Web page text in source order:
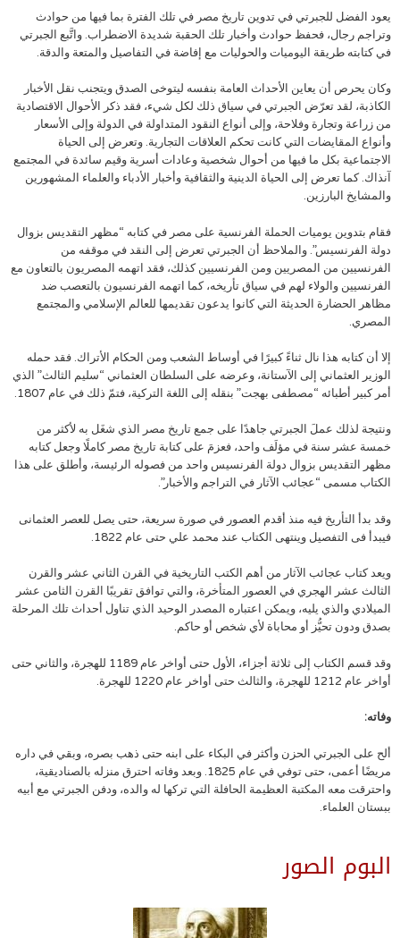
يعود الفضل للجبرتي في تدوين تاريخ مصر في تلك الفترة بما فيها من حوادث
وتراجم رجال، فحفظ حوادث وأخبار تلك الحقبة شديدة الاضطراب. واتَّبع الجبرتي
في كتابته طريقة اليوميات والحوليات مع إفاضة في التفاصيل والمتعة والدقة.
وكان يحرص أن يعاين الأحداث العامة بنفسه ليتوخى الصدق ويتجنب نقل الأخبار
الكاذبة، لقد تعرّض الجبرتي في سياق ذلك لكل شيء، فقد ذكر الأحوال الاقتصادية
من زراعة وتجارة وفلاحة، وإلى أنواع النقود المتداولة في الدولة وإلى الأسعار
وأنواع المقايضات التي كانت تحكم العلاقات التجارية. وتعرض إلى الحياة
الاجتماعية بكل ما فيها من أحوال شخصية وعادات أسرية وقيم سائدة في المجتمع
آنذاك. كما تعرض إلى الحياة الدينية والثقافية وأخبار الأدباء والعلماء المشهورين
والمشايخ البارزين.
فقام بتدوين يوميات الحملة الفرنسية على مصر في كتابه “مظهر التقديس بزوال
دولة الفرنسيس”. والملاحظ أن الجبرتي تعرض إلى النقد في موقفه من
الفرنسيين من المصريين ومن الفرنسيين كذلك، فقد اتهمه المصريون بالتعاون مع
الفرنسيين والولاء لهم في سياق تأريخه، كما اتهمه الفرنسيون بالتعصب ضد
مظاهر الحضارة الحديثة التي كانوا يدعون تقديمها للعالم الإسلامي والمجتمع
المصري.
إلا أن كتابه هذا نال ثناءً كبيرًا في أوساط الشعب ومن الحكام الأتراك. فقد حمله
الوزير العثماني إلى الآستانة، وعرضه على السلطان العثماني “سليم الثالث” الذي
أمر كبير أطبائه “مصطفى بهجت” بنقله إلى اللغة التركية، فتمّ ذلك في عام 1807.
ونتيجة لذلك عملَ الجبرتي جاهدًا على جمع تاريخ مصر الذي شغَل به لأكثر من
خمسة عشر سنة في مؤلَف واحد، فعزمَ على كتابة تاريخ مصر كاملًا وجعل كتابه
مظهر التقديس بزوال دولة الفرنسيس واحد من فصوله الرئيسة، وأطلق على هذا
الكتاب مسمى “عجائب الآثار في التراجم والأخبار”.
وقد بدأ التأريخ فيه منذ أقدم العصور في صورة سريعة، حتى يصل للعصر العثمانى
فيبدأ فى التفصيل وينتهى الكتاب عند محمد علي حتى عام 1822.
ويعد كتاب عجائب الآثار من أهم الكتب التاريخية في القرن الثاني عشر والقرن
الثالث عشر الهجري في العصور المتأخرة، والتي توافق تقريبًا القرن الثامن عشر
الميلادي والذي يليه، ويمكن اعتباره المصدر الوحيد الذي تناول أحداث تلك المرحلة
بصدق ودون تحيُّز أو محاباة لأي شخص أو حاكم.
وقد قسم الكتاب إلى ثلاثة أجزاء، الأول حتى أواخر عام 1189 للهجرة، والثاني حتى
أواخر عام 1212 للهجرة، والثالث حتى أواخر عام 1220 للهجرة.
وفاته:
ألح على الجبرتي الحزن وأكثر في البكاء على ابنه حتى ذهب بصره، وبقي في داره
مريضًا أعمى، حتى توفي في عام 1825. وبعد وفاته احترق منزله بالصناديقية،
واحترقت معه المكتبة العظيمة الحافلة التي تركها له والده، ودفن الجبرتي مع أبيه
ببستان العلماء.
البوم الصور